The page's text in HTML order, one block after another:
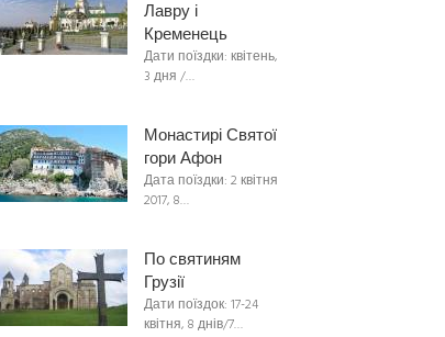
Лавру і
Кременець
Дати поїздки: квітень,
3 дня /…
Монастирі Святої
гори Афон
Дата поїздки: 2 квітня
2017, 8…
По святиням
Грузії
Дати поїздок: 17-24
квітня, 8 днів/7…